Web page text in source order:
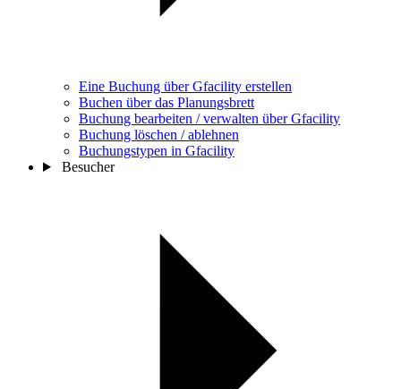
Eine Buchung über Gfacility erstellen
Buchen über das Planungsbrett
Buchung bearbeiten / verwalten über Gfacility
Buchung löschen / ablehnen
Buchungstypen in Gfacility
Besucher